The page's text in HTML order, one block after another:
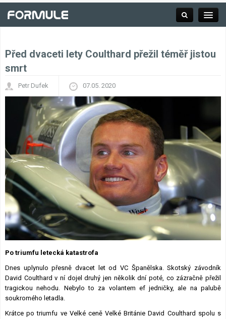
Závodní série
Kalendář F1
Výsledky F1
Týmy a jezdci F1
Okruhy F1
Lexikon F1
Před dvaceti lety Coulthard přežil téměř jistou
smrt
Petr Dufek 07.05. 2020
Po triumfu letecká katastrofa
Dnes uplynulo přesně dvacet let od VC Španělska. Skotský závodník
David Coulthard v ní dojel druhý jen několik dní poté, co zázračně přežil
tragickou nehodu. Nebylo to za volantem ef jedničky, ale na palubě
soukromého letadla.
Krátce po triumfu ve Velké ceně Velké Británie David Coulthard spolu s